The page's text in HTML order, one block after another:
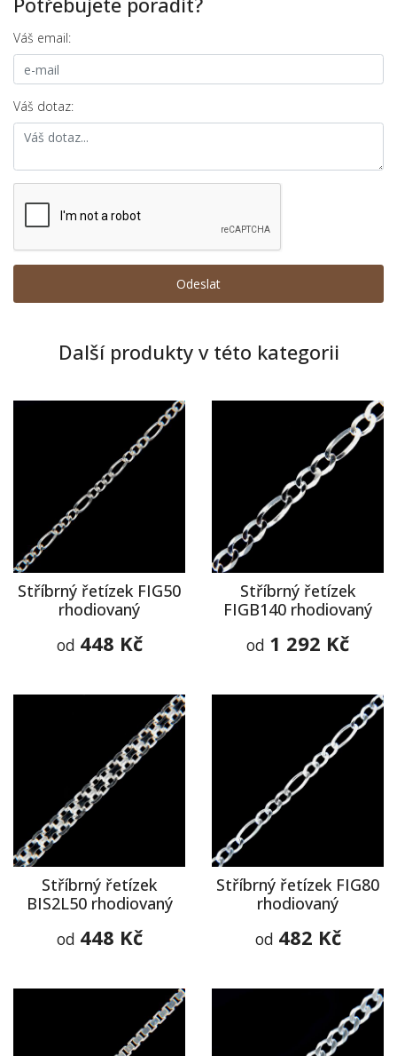
Váš email:
Váš dotaz:
Další produkty v této kategorii
Stříbrný řetízek FIG50
rhodiovaný
od 448 Kč
Stříbrný řetízek
FIGB140 rhodiovaný
od 1 292 Kč
Stříbrný řetízek
BIS2L50 rhodiovaný
od 448 Kč
Stříbrný řetízek FIG80
rhodiovaný
od 482 Kč